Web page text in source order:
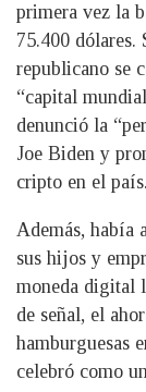
primera vez la
75.400 dólares.
republicano se
“capital
denunció la
Joe Biden y
cripto en el país.
Además, había
sus hijos y
moneda digital
de señal, el
hamburguesas
celebró como